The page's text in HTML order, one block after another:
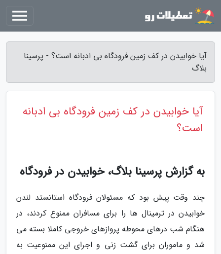
آیا خوابیدن در کف زمین فرودگاه بی ادبانه است؟ - پرسینا
بلاگ
آیا خوابیدن در کف زمین فرودگاه بی ادبانه
است؟
به گزارش پرسینا بلاگ، خوابیدن در فرودگاه
چند وقت پیش بود که مسئولان فرودگاه استانستد لندن
خوابیدن در ترمینال ها را برای مسافران ممنوع کردند، در
هنگام شب درهای محوطه پروازهای خروجی کاملا بسته می
شد و ماموران برای گشت زنی و اجرای این ممنوعیت به